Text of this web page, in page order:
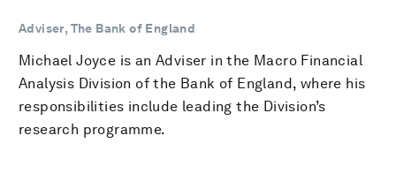
Adviser, The Bank of England
Michael Joyce is an Adviser in the Macro Financial
Analysis Division of the Bank of England, where his
responsibilities include leading the Division’s
research programme.